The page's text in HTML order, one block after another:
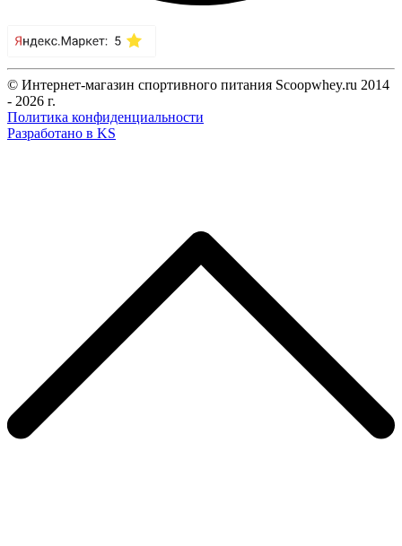
© Интернет-магазин спортивного питания Scoopwhey.ru 2014
- 2026 г.
Политика конфиденциальности
Разработано в KS